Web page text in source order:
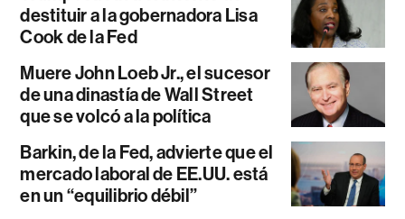
destituir a la gobernadora Lisa
Cook de la Fed
Muere John Loeb Jr., el sucesor
de una dinastía de Wall Street
que se volcó a la política
Barkin, de la Fed, advierte que el
mercado laboral de EE.UU. está
en un “equilibrio débil”